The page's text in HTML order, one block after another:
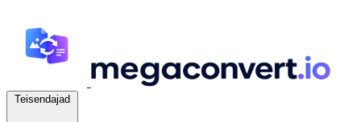
Teisendajad